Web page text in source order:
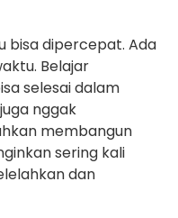
bisa dipercepat. Ada
Belajar
selesai dalam
nggak
membangun
sering kali
dan